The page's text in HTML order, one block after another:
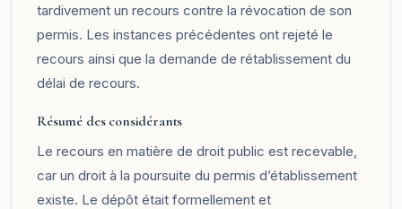
tardivement un recours contre la révocation de son
permis. Les instances précédentes ont rejeté le
recours ainsi que la demande de rétablissement du
délai de recours.
Résumé des considérants
Le recours en matière de droit public est recevable,
car un droit à la poursuite du permis d’établissement
existe. Le dépôt était formellement et